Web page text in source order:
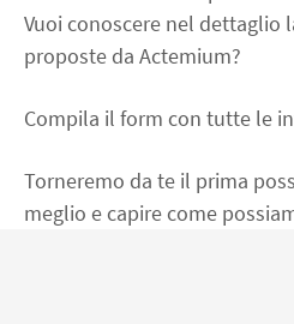
linkedin
Vuoi conoscere nel dettaglio
proposte da Actemium?
Compila il form con tutte le
Torneremo da te il prima
meglio e capire come